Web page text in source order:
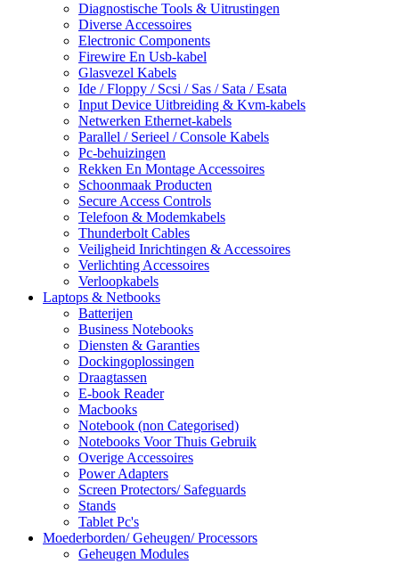
Diagnostische Tools & Uitrustingen
Diverse Accessoires
Electronic Components
Firewire En Usb-kabel
Glasvezel Kabels
Ide / Floppy / Scsi / Sas / Sata / Esata
Input Device Uitbreiding & Kvm-kabels
Netwerken Ethernet-kabels
Parallel / Serieel / Console Kabels
Pc-behuizingen
Rekken En Montage Accessoires
Schoonmaak Producten
Secure Access Controls
Telefoon & Modemkabels
Thunderbolt Cables
Veiligheid Inrichtingen & Accessoires
Verlichting Accessoires
Verloopkabels
Laptops & Netbooks
Batterijen
Business Notebooks
Diensten & Garanties
Dockingoplossingen
Draagtassen
E-book Reader
Macbooks
Notebook (non Categorised)
Notebooks Voor Thuis Gebruik
Overige Accessoires
Power Adapters
Screen Protectors/ Safeguards
Stands
Tablet Pc's
Moederborden/ Geheugen/ Processors
Geheugen Modules